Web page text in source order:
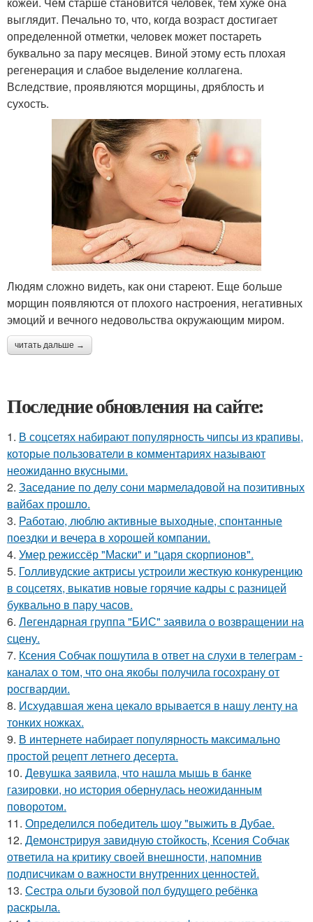
выглядит. Печально то, что, когда возраст достигает
определенной отметки, человек может постареть
буквально за пару месяцев. Виной этому есть плохая
регенерация и слабое выделение коллагена.
Вследствие, проявляются морщины, дряблость и
сухость.
Людям сложно видеть, как они стареют. Еще больше
морщин появляются от плохого настроения, негативных
эмоций и вечного недовольства окружающим миром.
читать дальше →
Последние обновления на сайте:
1. В соцсетях набирают популярность чипсы из крапивы,
которые пользователи в комментариях называют
неожиданно вкусными.
2. Заседание по делу сони мармеладовой на позитивных
вайбах прошло.
3. Работаю, люблю активные выходные, спонтанные
поездки и вечера в хорошей компании.
4. Умер режиссёр "Маски" и "царя скорпионов".
5. Голливудские актрисы устроили жесткую конкуренцию
в соцсетях, выкатив новые горячие кадры с разницей
буквально в пару часов.
6. Легендарная группа "БИС" заявила о возвращении на
сцену.
7. Ксения Собчак пошутила в ответ на слухи в телеграм -
каналах о том, что она якобы получила госохрану от
росгвардии.
8. Исхудавшая жена цекало врывается в нашу ленту на
тонких ножках.
9. В интернете набирает популярность максимально
простой рецепт летнего десерта.
10. Девушка заявила, что нашла мышь в банке
газировки, но история обернулась неожиданным
поворотом.
11. Определился победитель шоу "выжить в Дубае.
12. Демонстрируя завидную стойкость, Ксения Собчак
ответила на критику своей внешности, напомнив
подписчикам о важности внутренних ценностей.
13. Сестра ольги бузовой пол будущего ребёнка
раскрыла.